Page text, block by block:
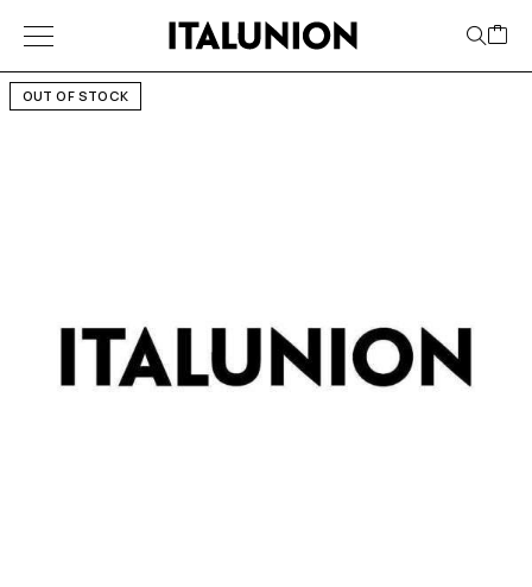
OUT OF STOCK